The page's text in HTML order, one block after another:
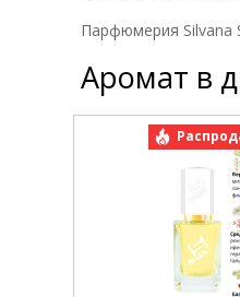
Парфюмерия Silvana
Аромат в